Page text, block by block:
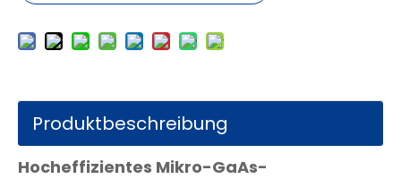
Produktbeschreibung
Hocheffizientes Mikro-GaAs-